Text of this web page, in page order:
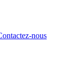
nous